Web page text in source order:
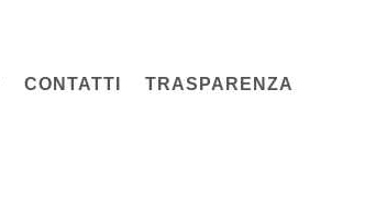
CONTATTI TRASPARENZA